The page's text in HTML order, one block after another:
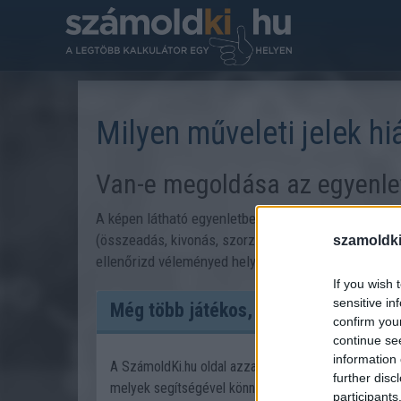
If you wish
sensitive
confirm
continue
information
further
Milyen műveleti jelek
Van-e megoldása az
A képen látható egyenletben a műveleti jelek
(összeadás, kivonás, szorzás, osztás) igazzá
ellenőrizd véleményed helyességét.
Még több játékos, gondolkodató
A SzámoldKi.hu oldal azzal a céllal jött létre, hogy
melyek segítségével könnyen kiszámolhatnak